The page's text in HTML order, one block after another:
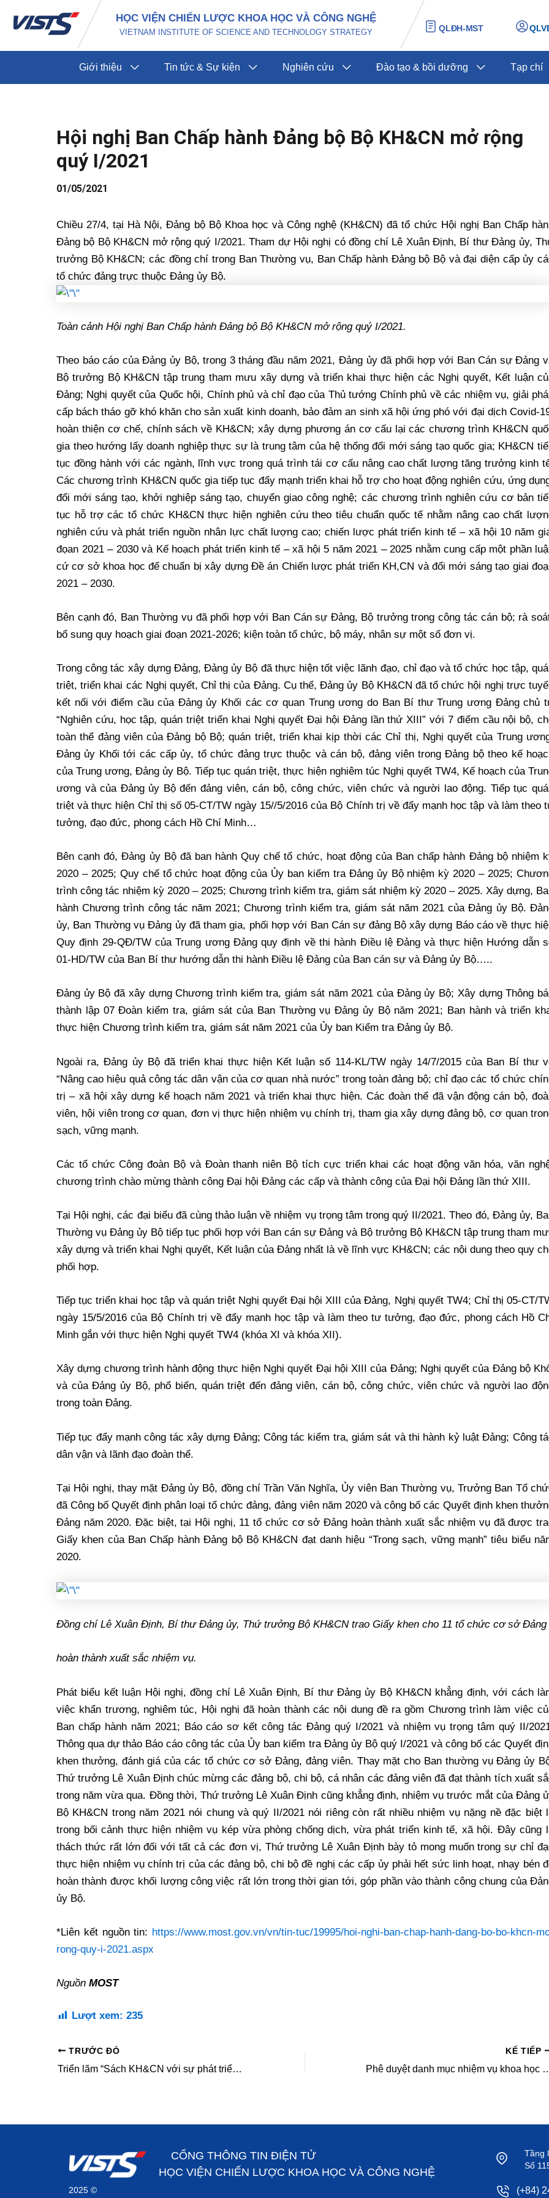
HỌC VIỆN CHIẾN LƯỢC KHOA HỌC VÀ CÔNG NGHỆ
VIETNAM INSTITUTE OF SCIENCE AND TECHNOLOGY STRATEGY QLĐH-MST
Giới thiệu Tin tức & Sự kiện Nghiên cứu Đào tạo & bồi dưỡng Tạp chí
Hội nghị Ban Chấp hành Đảng bộ Bộ KH&CN mở rộng
quý I/2021
01/05/2021
Chiều 27/4, tại Hà Nội, Đảng bộ Bộ Khoa học và Công nghệ (KH&CN) đã tổ chức Hội nghị Ban Chấp
Đảng bộ Bộ KH&CN mở rộng quý I/2021. Tham dự Hội nghị có đồng chí Lê Xuân Định, Bí thư Đảng ủy,
trưởng Bộ KH&CN; các đồng chí trong Ban Thường vụ, Ban Chấp hành Đảng bộ Bộ và đại diện cấp ủy
tổ chức đảng trực thuộc Đảng ủy Bộ.
Toàn cảnh Hội nghị Ban Chấp hành Đảng bộ Bộ KH&CN mở rộng quý I/2021.
Theo báo cáo của Đảng ủy Bộ, trong 3 tháng đầu năm 2021, Đảng ủy đã phối hợp với Ban Cán sự Đảng
Bộ trưởng Bộ KH&CN tập trung tham mưu xây dựng và triển khai thực hiện các Nghị quyết, Kết luận
Đảng; Nghị quyết của Quốc hội, Chính phủ và chỉ đạo của Thủ tướng Chính phủ về các nhiệm vụ, giải
cấp bách tháo gỡ khó khăn cho sản xuất kinh doanh, bảo đảm an sinh xã hội ứng phó với đại dịch Covid-
hoàn thiện cơ chế, chính sách về KH&CN; xây dựng phương án cơ cấu lại các chương trình KH&CN
gia theo hướng lấy doanh nghiệp thực sự là trung tâm của hệ thống đổi mới sáng tạo quốc gia; KH&CN
tục đồng hành với các ngành, lĩnh vực trong quá trình tái cơ cấu nâng cao chất lượng tăng trưởng kinh
Các chương trình KH&CN quốc gia tiếp tục đẩy mạnh triển khai hỗ trợ cho hoạt động nghiên cứu, ứng
đổi mới sáng tạo, khởi nghiệp sáng tạo, chuyển giao công nghệ; các chương trình nghiên cứu cơ bản
tục hỗ trợ các tổ chức KH&CN thực hiện nghiên cứu theo tiêu chuẩn quốc tế nhằm nâng cao chất
nghiên cứu và phát triển nguồn nhân lực chất lượng cao; chiến lược phát triển kinh tế – xã hội 10 năm
đọan 2021 – 2030 và Kế hoạch phát triển kinh tế – xã hội 5 năm 2021 – 2025 nhằm cung cấp một phần
cứ cơ sở khoa học để chuẩn bị xây dựng Đề án Chiến lược phát triển KH,CN và đổi mới sáng tạo giai
2021 – 2030.
Bên cạnh đó, Ban Thường vụ đã phối hợp với Ban Cán sự Đảng, Bộ trưởng trong công tác cán bộ; rà
bổ sung quy hoạch giai đoạn 2021-2026; kiện toàn tổ chức, bộ máy, nhân sự một số đơn vị.
Trong công tác xây dựng Đảng, Đảng ủy Bộ đã thực hiện tốt việc lãnh đạo, chỉ đạo và tổ chức học tập,
triệt, triển khai các Nghị quyết, Chỉ thị của Đảng. Cụ thể, Đảng ủy Bộ KH&CN đã tổ chức hội nghị trực
kết nối với điểm cầu của Đảng ủy Khối các cơ quan Trung ương do Ban Bí thư Trung ương Đảng chủ
“Nghiên cứu, học tập, quán triệt triển khai Nghị quyết Đại hội Đảng lần thứ XIII” với 7 điểm cầu nội bộ,
toàn thể đảng viên của Đảng bộ Bộ; quán triệt, triển khai kịp thời các Chỉ thị, Nghị quyết của Trung
Đảng ủy Khối tới các cấp ủy, tổ chức đảng trực thuộc và cán bộ, đảng viên trong Đảng bộ theo kế
của Trung ương, Đảng ủy Bộ. Tiếp tục quán triệt, thực hiện nghiêm túc Nghị quyết TW4, Kế hoạch của
ương và của Đảng ủy Bộ đến đảng viên, cán bộ, công chức, viên chức và người lao động. Tiếp tục
triệt và thực hiện Chỉ thị số 05-CT/TW ngày 15//5/2016 của Bộ Chính trị về đẩy mạnh học tập và làm theo
tưởng, đạo đức, phong cách Hồ Chí Minh…
Bên cạnh đó, Đảng ủy Bộ đã ban hành Quy chế tổ chức, hoạt động của Ban chấp hành Đảng bộ nhiệm
2020 – 2025; Quy chế tổ chức hoạt động của Ủy ban kiểm tra Đảng ủy Bộ nhiệm kỳ 2020 – 2025;
trình công tác nhiệm kỳ 2020 – 2025; Chương trình kiểm tra, giám sát nhiệm kỳ 2020 – 2025. Xây dựng,
hành Chương trình công tác năm 2021; Chương trình kiểm tra, giám sát năm 2021 của Đảng ủy Bộ.
ủy, Ban Thường vụ Đảng ủy đã tham gia, phối hợp với Ban Cán sự đảng Bộ xây dựng Báo cáo về thực
Quy định 29-QĐ/TW của Trung ương Đảng quy định về thi hành Điều lệ Đảng và thực hiện Hướng dẫn
01-HD/TW của Ban Bí thư hướng dẫn thi hành Điều lệ Đảng của Ban cán sự và Đảng ủy Bộ…..
Đảng ủy Bộ đã xây dựng Chương trình kiểm tra, giám sát năm 2021 của Đảng ủy Bộ; Xây dựng Thông
thành lập 07 Đoàn kiểm tra, giám sát của Ban Thường vụ Đảng ủy Bộ năm 2021; Ban hành và triển
thực hiện Chương trình kiểm tra, giám sát năm 2021 của Ủy ban Kiểm tra Đảng ủy Bộ.
Ngoài ra, Đảng ủy Bộ đã triển khai thực hiện Kết luận số 114-KL/TW ngày 14/7/2015 của Ban Bí thư
“Nâng cao hiệu quả công tác dân vận của cơ quan nhà nước” trong toàn đảng bộ; chỉ đạo các tổ chức
trị – xã hội xây dựng kế hoạch năm 2021 và triển khai thực hiện. Các đoàn thể đã vận động cán bộ,
viên, hội viên trong cơ quan, đơn vị thực hiện nhiệm vụ chính trị, tham gia xây dựng đảng bộ, cơ quan
sạch, vững mạnh.
Các tổ chức Công đoàn Bộ và Đoàn thanh niên Bộ tích cực triển khai các hoạt động văn hóa, văn
chương trình chào mừng thành công Đại hội Đảng các cấp và thành công của Đại hội Đảng lần thứ XIII.
Tại Hội nghị, các đại biểu đã cùng thảo luận về nhiệm vụ trọng tâm trong quý II/2021. Theo đó, Đảng ủy,
Thường vụ Đảng ủy Bộ tiếp tục phối hợp với Ban cán sự Đảng và Bộ trưởng Bộ KH&CN tập trung tham
xây dựng và triển khai Nghị quyết, Kết luận của Đảng nhất là về lĩnh vực KH&CN; các nội dung theo quy
phối hợp.
Tiếp tục triển khai học tập và quán triệt Nghị quyết Đại hội XIII của Đảng, Nghị quyết TW4; Chỉ thị 05-CT/
ngày 15/5/2016 của Bộ Chính trị về đẩy mạnh học tập và làm theo tư tưởng, đạo đức, phong cách Hồ
Minh gắn với thực hiện Nghị quyết TW4 (khóa XI và khóa XII).
Xây dựng chương trình hành động thực hiện Nghị quyết Đại hội XIII của Đảng; Nghị quyết của Đảng bộ
và của Đảng ủy Bộ, phổ biến, quán triệt đến đảng viên, cán bộ, công chức, viên chức và người lao
trong toàn Đảng.
Tiếp tục đẩy mạnh công tác xây dựng Đảng; Công tác kiểm tra, giám sát và thi hành kỷ luật Đảng; Công
dân vận và lãnh đạo đoàn thể.
Tại Hội nghị, thay mặt Đảng ủy Bộ, đồng chí Trần Văn Nghĩa, Ủy viên Ban Thường vụ, Trưởng Ban Tổ
đã Công bố Quyết định phân loại tổ chức đảng, đảng viên năm 2020 và công bố các Quyết định khen
Đảng năm 2020. Đặc biệt, tại Hội nghị, 11 tổ chức cơ sở Đảng hoàn thành xuất sắc nhiệm vụ đã được
Giấy khen của Ban Chấp hành Đảng bộ Bộ KH&CN đạt danh hiệu “Trong sạch, vững mạnh” tiêu biểu
2020.
Đồng chí Lê Xuân Định, Bí thư Đảng ủy, Thứ trưởng Bộ KH&CN trao Giấy khen cho 11 tổ chức cơ sở Đảng
hoàn thành xuất sắc nhiệm vụ.
Phát biểu kết luận Hội nghị, đồng chí Lê Xuân Định, Bí thư Đảng ủy Bộ KH&CN khẳng định, với cách
việc khẩn trương, nghiêm túc, Hội nghị đã hoàn thành các nội dung đề ra gồm Chương trình làm việc
Ban chấp hành năm 2021; Báo cáo sơ kết công tác Đảng quý I/2021 và nhiệm vụ trọng tâm quý II/
Thông qua dự thảo Báo cáo công tác của Ủy ban kiểm tra Đảng ủy Bộ quý I/2021 và công bố các Quyết
khen thưởng, đánh giá của các tổ chức cơ sở Đảng, đảng viên. Thay mặt cho Ban thường vụ Đảng ủy
Thứ trưởng Lê Xuân Định chúc mừng các đảng bộ, chi bộ, cá nhân các đảng viên đã đạt thành tích xuất
trong năm vừa qua. Đồng thời, Thứ trưởng Lê Xuân Định cũng khẳng định, nhiệm vụ trước mắt của Đảng
Bộ KH&CN trong năm 2021 nói chung và quý II/2021 nói riêng còn rất nhiều nhiệm vụ nặng nề đặc biệt
trong bối cảnh thực hiện nhiệm vụ kép vừa phòng chống dịch, vừa phát triển kinh tế, xã hội. Đây cũng
thách thức rất lớn đối với tất cả các đơn vị, Thứ trưởng Lê Xuân Định bày tỏ mong muốn trong sự chỉ
thực hiện nhiệm vụ chính trị của các đảng bộ, chi bộ đề nghị các cấp ủy phải hết sức linh hoạt, nhạy bén
hoàn thành được khối lượng công việc rất lớn trong thời gian tới, góp phần vào thành công chung của
ủy Bộ.
*Liên kết nguồn tin: https://www.most.gov.vn/vn/tin-tuc/19995/hoi-nghi-ban-chap-hanh-dang-bo-bo-khcn-
rong-quy-i-2021.aspx
Nguồn MOST
Lượt xem: 235
hướng
TRƯỚC ĐÓ
Triển lãm “Sách KH&CN với sự phát triển kinh tế xã hội”
KẾ TIẾP
Phê duyệt danh mục nhiệm vụ khoa học và công nghệ cấp Bộ đặt hàng xét giao trực tiếp thực hiện năm 2021 thuộc Chương trình Khoa học và Công nghệ cấp
2025 ©
CỔNG THÔNG TIN ĐIỆN TỬ
HỌC VIỆN CHIẾN LƯỢC KHOA HỌC VÀ CÔNG NGHỆ
Tầng
Số
(+84)